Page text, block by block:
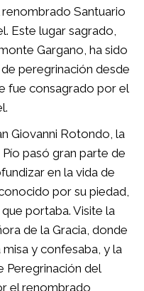
Santuario
Este lugar sagrado,
Gargano, ha sido
peregrinación desde
fue consagrado por el
Giovanni Rotondo, la
pasó gran parte de
en la vida de
por su piedad,
portaba. Visite la
de la Gracia, donde
y confesaba, y la
Peregrinación del
el renombrado